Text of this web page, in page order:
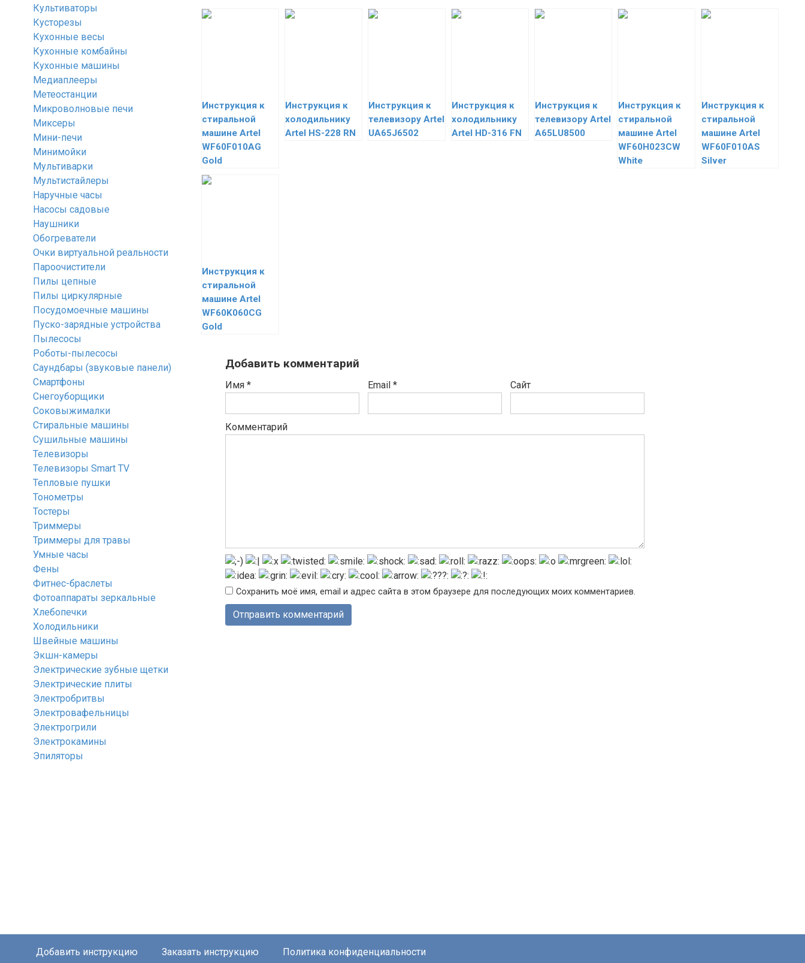
Инструкция к
стиральной
машине Artel
WF60F010AG
Gold
Инструкция к
холодильнику
Artel HS-228 RN
Инструкция к
телевизору Artel
UA65J6502
Инструкция к
холодильнику
Artel HD-316 FN
Инструкция к
телевизору Artel
A65LU8500
Инструкция к
стиральной
машине Artel
WF60H023CW
White
Инструкция к
стиральной
машине Artel
WF60F010AS
Silver
Инструкция к
стиральной
машине Artel
WF60K060CG
Gold
Добавить комментарий
Имя * Email * Сайт
Комментарий
Сохранить моё имя, email и адрес сайта в этом браузере для последующих моих комментариев.
Культиваторы
Кусторезы
Кухонные весы
Кухонные комбайны
Кухонные машины
Медиаплееры
Метеостанции
Микроволновые печи
Миксеры
Мини-печи
Минимойки
Мультиварки
Мультистайлеры
Наручные часы
Насосы садовые
Наушники
Обогреватели
Очки виртуальной реальности
Пароочистители
Пилы цепные
Пилы циркулярные
Посудомоечные машины
Пуско-зарядные устройства
Пылесосы
Роботы-пылесосы
Саундбары (звуковые панели)
Смартфоны
Снегоуборщики
Соковыжималки
Стиральные машины
Сушильные машины
Телевизоры
Телевизоры Smart TV
Тепловые пушки
Тонометры
Тостеры
Триммеры
Триммеры для травы
Умные часы
Фены
Фитнес-браслеты
Фотоаппараты зеркальные
Хлебопечки
Холодильники
Швейные машины
Экшн-камеры
Электрические зубные щетки
Электрические плиты
Электробритвы
Электровафельницы
Электрогрили
Электрокамины
Эпиляторы
Добавить инструкцию Заказать инструкцию Политика конфиденциальности